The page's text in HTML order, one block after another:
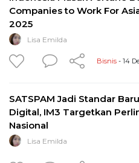
Companies to Work For
2025
Lisa Emilda
Bisnis - 14
SATSPAM Jadi Standar
Digital, IM3 Targetkan
Nasional
Lisa Emilda